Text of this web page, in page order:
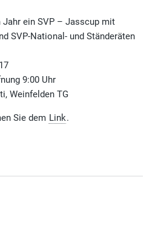
ein SVP – Jasscup mit
SVP-National- und Ständeräten
9:00 Uhr
Weinfelden TG
Sie dem Link.